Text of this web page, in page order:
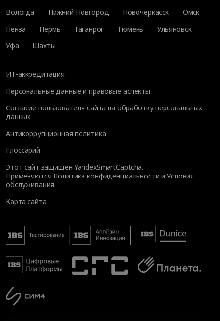
Вологда
Нижний Новгород Новочеркасск
Омск
Пенза
Пермь Таганрог Тюмень
Ульяновск
Уфа
Шахты
ИТ-аккредитация
Персональные данные и правовые аспекты
Согласие пользователя сайта на обработку персональных
данных
Антикоррупционная политика
Глоссарий
Этот сайт защищен YandexSmartCaptcha.
Применяются Политика конфиденциальности иУсловия
обслуживания.
Карта сайта